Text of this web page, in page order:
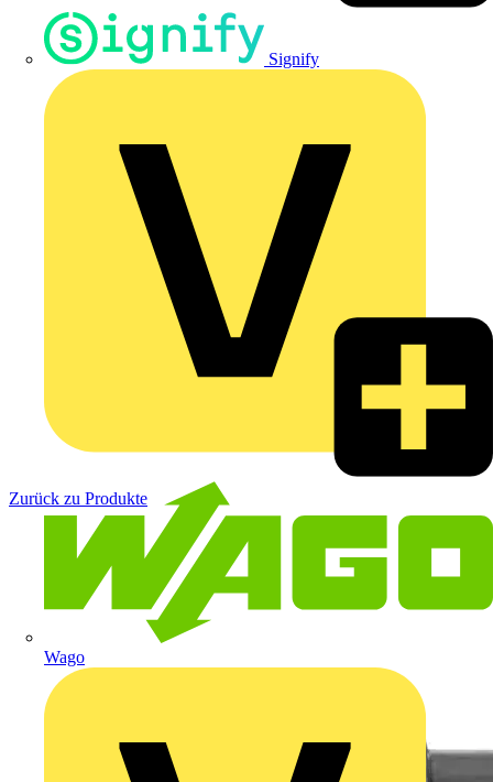
Signify
Wago
Zurück zu Produkte